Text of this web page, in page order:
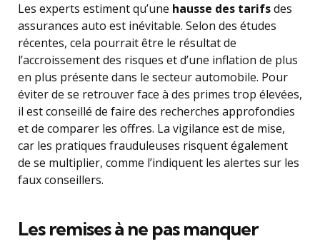
Les experts estiment qu’une hausse des tarifsdes
assurances auto est inévitable. Selon des études
récentes, cela pourrait être le résultat de
l’accroissement des risques et d’une inflation de plus
en plus présente dans le secteur automobile. Pour
éviter de se retrouver face à des primes trop élevées,
il est conseillé de faire des recherches approfondies
et de comparer les offres. La vigilance est de mise,
car les pratiques frauduleuses risquent également
de se multiplier, comme l’indiquent les alertes sur les
faux conseillers.
Les remises à ne pas manquer